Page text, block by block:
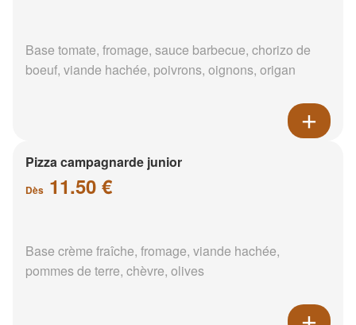
Base tomate, fromage, sauce barbecue, chorizo de
boeuf, viande hachée, poivrons, oignons, origan
Pizza campagnarde junior
Dès 11.50 €
Base crème fraîche, fromage, viande hachée,
pommes de terre, chèvre, olives